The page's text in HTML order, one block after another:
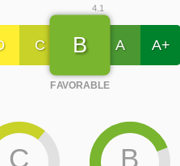
C
4.1
B
FAVORABLE
A A+
C B